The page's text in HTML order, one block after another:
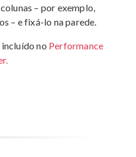
– por exemplo,
– e fixá-lo na parede.
no Performance